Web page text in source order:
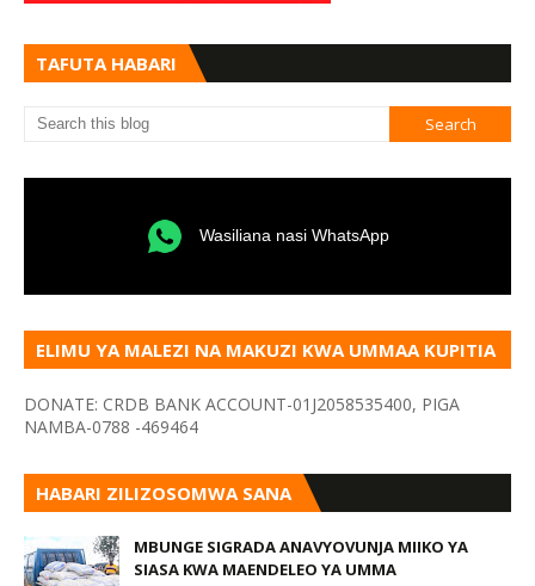
TAFUTA HABARI
Wasiliana nasi WhatsApp
ELIMU YA MALEZI NA MAKUZI KWA UMMAA KUPITIA
DONATE: CRDB BANK ACCOUNT-01J2058535400, PIGA
NAMBA-0788 -469464
HABARI ZILIZOSOMWA SANA
MBUNGE SIGRADA ANAVYOVUNJA MIIKO YA
SIASA KWA MAENDELEO YA UMMA